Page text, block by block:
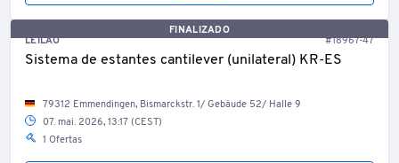
FINALIZADO
LEILÃO
#18967-47
Sistema de estantes cantilever (unilateral) KR-ES
79312 Emmendingen, Bismarckstr. 1/ Gebäude 52/ Halle 9
07. mai. 2026, 13:17 (CEST)
1 Ofertas